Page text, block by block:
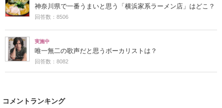
神奈川県で一番うまいと思う「横浜家系ラーメン店」はどこ？
回答数：8506
実施中
唯一無二の歌声だと思うボーカリストは？
回答数：8082
コメントランキング